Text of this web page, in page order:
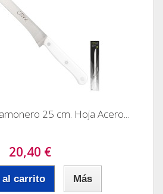
25 cm. Hoja Acero...
20,40 €
al carrito Más